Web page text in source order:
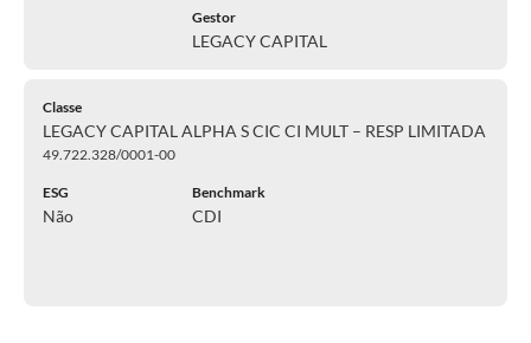
Gestor
LEGACY CAPITAL
Classe
LEGACY CAPITAL ALPHA S CIC CI MULT – RESP LIMITADA
49.722.328/0001-00
ESG
Não
Benchmark
CDI